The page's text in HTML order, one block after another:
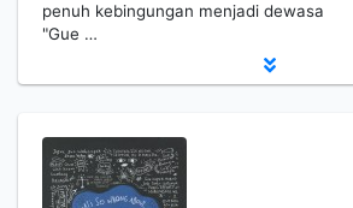
penuh kebingungan menjadi dewasa
"Gue …